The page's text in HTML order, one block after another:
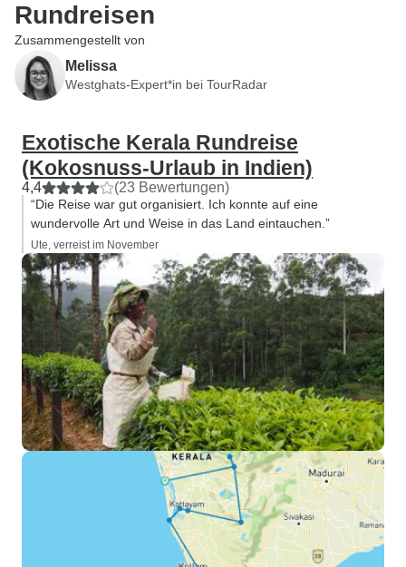
Rundreisen
Zusammengestellt von
Melissa
Westghats-Expert*in bei TourRadar
Exotische Kerala Rundreise
(Kokosnuss-Urlaub in Indien)
4,4 (23 Bewertungen)
“Die Reise war gut organisiert. Ich konnte auf eine
wundervolle Art und Weise in das Land eintauchen.”
Ute, verreist im November